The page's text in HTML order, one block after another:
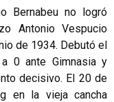
Bernabeu no logró
Antonio Vespucio
de 1934. Debutó el
0 ante Gimnasia y
decisivo. El 20 de
en la vieja cancha